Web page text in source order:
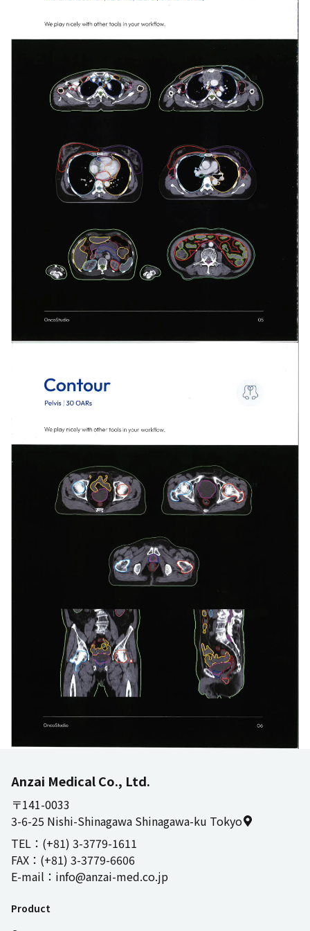
Anzai Medical Co., Ltd.
〒141-0033
3-6-25 Nishi-Shinagawa Shinagawa-ku Tokyo
TEL ： (+81) 3-3779-1611
FAX ： (+81) 3-3779-6606
E-mail ： info@anzai-med.co.jp
Product